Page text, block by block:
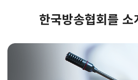
한국방송협회를